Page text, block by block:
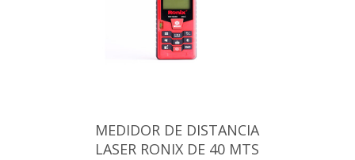
MEDIDOR DE DISTANCIA
LASER RONIX DE 40 MTS